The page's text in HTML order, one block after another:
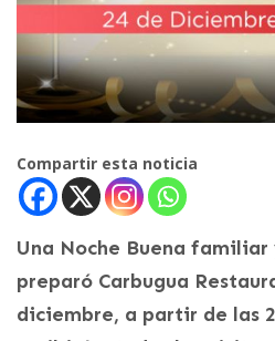
Compartir esta noticia
Una Noche Buena
preparó Carbugua
diciembre, a partir de las